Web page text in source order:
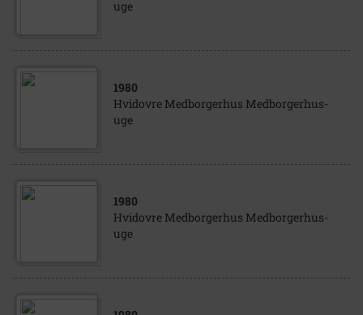
uge
1980
Hvidovre Medborgerhus Medborgerhus-
uge
1980
Hvidovre Medborgerhus Medborgerhus-
uge